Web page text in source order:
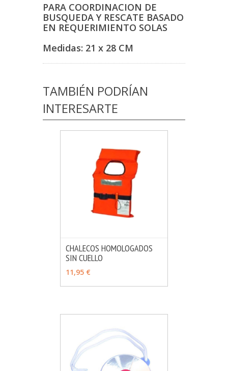
PARA COORDINACION DE
BUSQUEDA Y RESCATE BASADO
EN REQUERIMIENTO SOLAS
Medidas: 21 x 28 CM
TAMBIÉN PODRÍAN
INTERESARTE
VER OPCIONES
CHALECOS HOMOLOGADOS
SIN CUELLO
11,95 €